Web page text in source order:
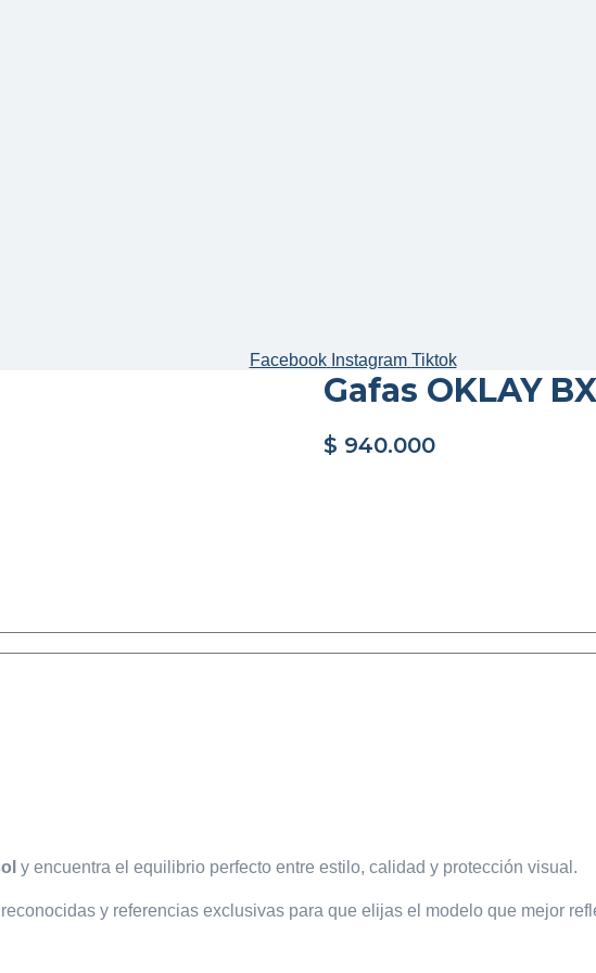
Facebook Instagram Tiktok
Gafas OKLAY
$ 940.000
y encuentra el equilibrio perfecto entre estilo, calidad y protección visual.
reconocidas y referencias exclusivas para que elijas el modelo que mejor